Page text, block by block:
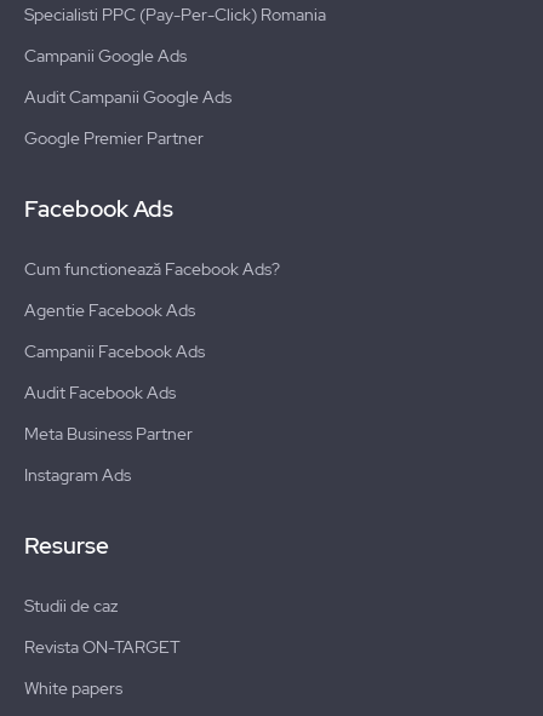
Specialisti PPC (Pay-Per-Click) Romania
Campanii Google Ads
Audit Campanii Google Ads
Google Premier Partner
Facebook Ads
Cum functionează Facebook Ads?
Agentie Facebook Ads
Campanii Facebook Ads
Audit Facebook Ads
Meta Business Partner
Instagram Ads
Resurse
Studii de caz
Revista ON-TARGET
White papers